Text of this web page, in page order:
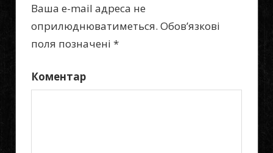
Ваша e-mail адреса не
оприлюднюватиметься. Обов’язкові
поля позначені *
Коментар